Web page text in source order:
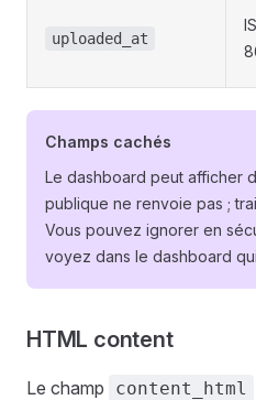
uploaded_at
Champs cachés
Le dashboard peut afficher
publique ne renvoie pas ;
Vous pouvez ignorer en
voyez dans le dashboard
HTML content
Le champ content_html